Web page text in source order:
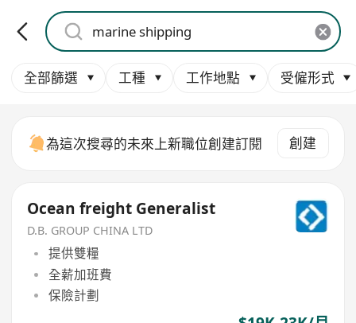
全部篩選 工種 工作地點 受僱形式
為這次搜尋的未來上新職位創建訂閱 創建
Ocean freight Generalist
D.B. GROUP CHINA LTD
提供雙糧
全薪加班費
保險計劃